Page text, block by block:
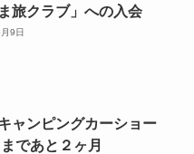
旅クラブ」への入会
9日
キャンピングカーショー
であと２ヶ月